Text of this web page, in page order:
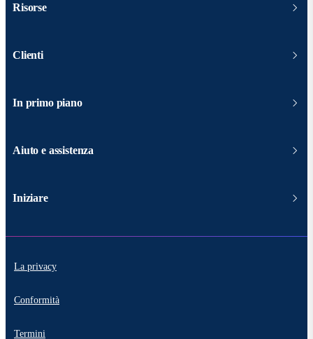
Risorse
Clienti
In primo piano
Aiuto e assistenza
Iniziare
La privacy
Conformità
Termini